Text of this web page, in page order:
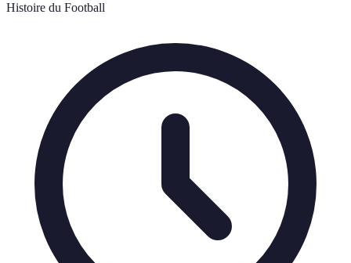
Histoire du Football